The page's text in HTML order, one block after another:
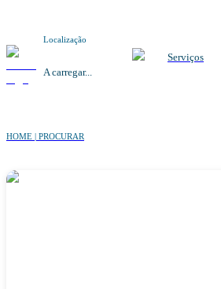
Localização
A carregar...
Serviços
HOME | PROCURAR